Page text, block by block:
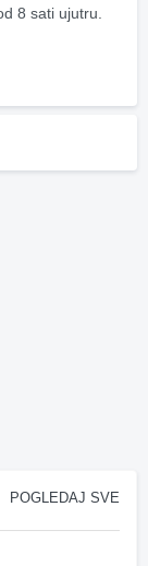
8 sati ujutru.
POGLEDAJ SVE